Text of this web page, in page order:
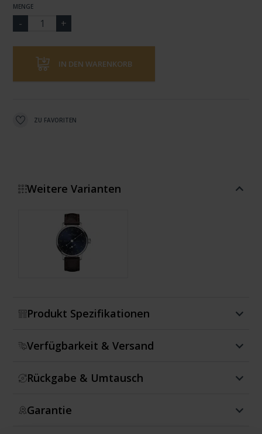
MENGE
IN DEN WARENKORB
ZU FAVORITEN
Weitere Varianten
Produkt Spezifikationen
Verfügbarkeit & Versand
Rückgabe & Umtausch
Garantie